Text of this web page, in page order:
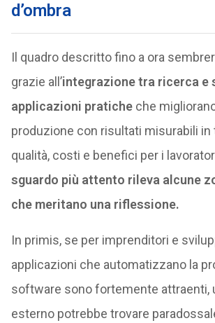
d’ombra
Il quadro descritto fino a ora
grazie all’integrazione tra ricerca e
applicazioni praticheche
produzione con risultati misurabili in
qualità, costi e benefici per i
sguardo più attento rileva alcune
che meritano una riflessione.
In primis, se per imprenditori e
applicazioni che automatizzano la
software sono fortemente attraenti,
esterno potrebbe trovare